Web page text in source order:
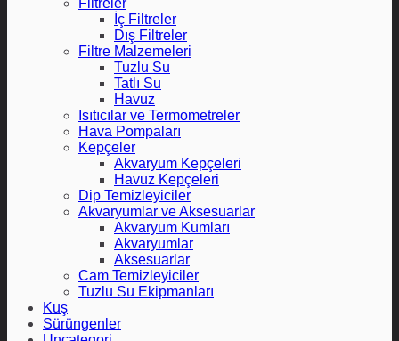
Filtreler
İç Filtreler
Dış Filtreler
Filtre Malzemeleri
Tuzlu Su
Tatlı Su
Havuz
Isıtıcılar ve Termometreler
Hava Pompaları
Kepçeler
Akvaryum Kepçeleri
Havuz Kepçeleri
Dip Temizleyiciler
Akvaryumlar ve Aksesuarlar
Akvaryum Kumları
Akvaryumlar
Aksesuarlar
Cam Temizleyiciler
Tuzlu Su Ekipmanları
Kuş
Sürüngenler